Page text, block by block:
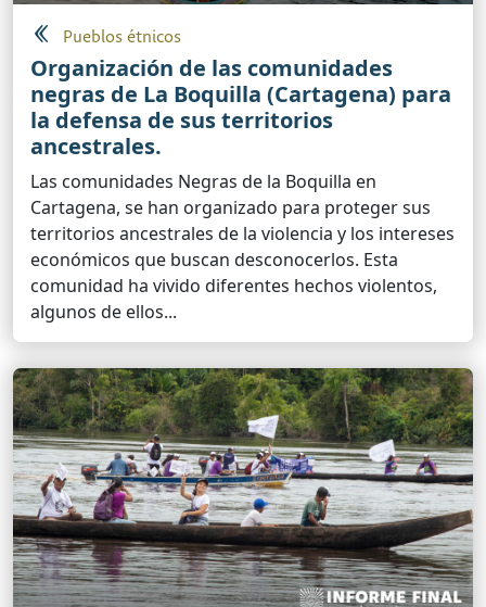
Pueblos étnicos
Organización de las comunidades
negras de La Boquilla (Cartagena) para
la defensa de sus territorios
ancestrales.
Las comunidades Negras de la Boquilla en
Cartagena, se han organizado para proteger sus
territorios ancestrales de la violencia y los intereses
económicos que buscan desconocerlos. Esta
comunidad ha vivido diferentes hechos violentos,
algunos de ellos...